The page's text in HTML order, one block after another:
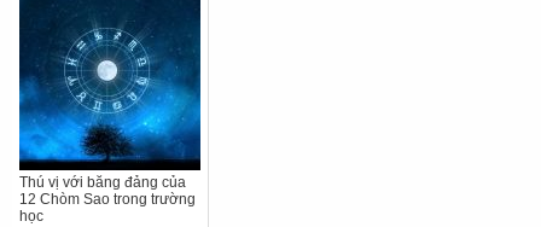
Thú vị với băng đảng của
12 Chòm Sao trong trường
học